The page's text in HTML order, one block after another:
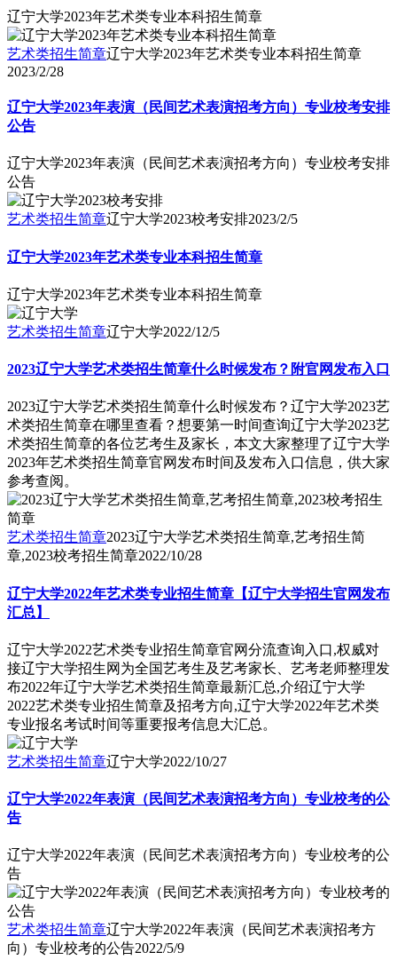
辽宁大学2023年艺术类专业本科招生简章
艺术类招生简章辽宁大学2023年艺术类专业本科招生简章
2023/2/28
辽宁大学2023年表演（民间艺术表演招考方向）专业校考安排
公告
辽宁大学2023年表演（民间艺术表演招考方向）专业校考安排
公告
艺术类招生简章辽宁大学2023校考安排2023/2/5
辽宁大学2023年艺术类专业本科招生简章
辽宁大学2023年艺术类专业本科招生简章
艺术类招生简章辽宁大学2022/12/5
2023辽宁大学艺术类招生简章什么时候发布？附官网发布入口
2023辽宁大学艺术类招生简章什么时候发布？辽宁大学2023艺
术类招生简章在哪里查看？想要第一时间查询辽宁大学2023艺
术类招生简章的各位艺考生及家长，本文大家整理了辽宁大学
2023年艺术类招生简章官网发布时间及发布入口信息，供大家
参考查阅。
艺术类招生简章2023辽宁大学艺术类招生简章,艺考招生简
章,2023校考招生简章2022/10/28
辽宁大学2022年艺术类专业招生简章【辽宁大学招生官网发布
汇总】
辽宁大学2022艺术类专业招生简章官网分流查询入口,权威对
接辽宁大学招生网为全国艺考生及艺考家长、艺考老师整理发
布2022年辽宁大学艺术类招生简章最新汇总,介绍辽宁大学
2022艺术类专业招生简章及招考方向,辽宁大学2022年艺术类
专业报名考试时间等重要报考信息大汇总。
艺术类招生简章辽宁大学2022/10/27
辽宁大学2022年表演（民间艺术表演招考方向）专业校考的公
告
辽宁大学2022年表演（民间艺术表演招考方向）专业校考的公
告
艺术类招生简章辽宁大学2022年表演（民间艺术表演招考方
向）专业校考的公告2022/5/9